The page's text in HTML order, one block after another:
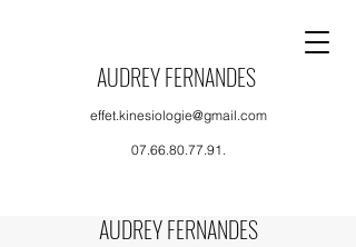
AUDREY FERNANDES
effet.kinesiologie@gmail.com
07.66.80.77.91 .
AUDREY FERNANDES